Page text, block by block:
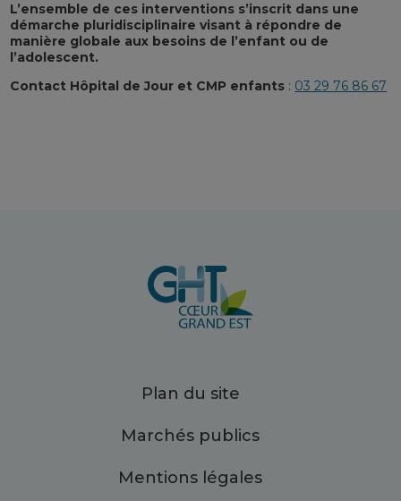
L’ensemble de ces interventions s’inscrit dans une
démarche pluridisciplinaire visant à répondre de
manière globale aux besoins de l’enfant ou de
l’adolescent.
Contact Hôpital de Jour et CMP enfants : 03 29 76 86 67
Plan du site
Marchés publics
Mentions légales